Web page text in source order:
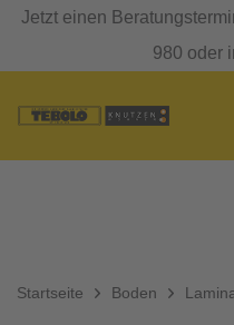
Jetzt einen
980 oder
Startseite Boden